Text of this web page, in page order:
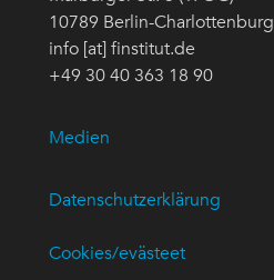
10789 Berlin-Charlottenburg
info [at] finstitut.de
+49 30 40 363 18 90
Medien
Datenschutzerklärung
Cookies/evästeet